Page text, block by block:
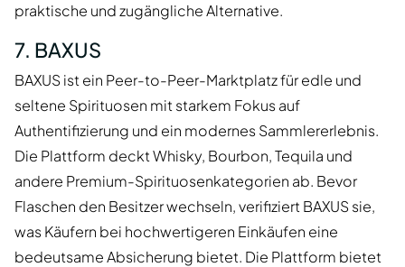
praktische und zugängliche Alternative.
7. BAXUS
BAXUS ist ein Peer-to-Peer-Marktplatz für edle und
seltene Spirituosen mit starkem Fokus auf
Authentifizierung und ein modernes Sammlererlebnis.
Die Plattform deckt Whisky, Bourbon, Tequila und
andere Premium-Spirituosenkategorien ab. Bevor
Flaschen den Besitzer wechseln, verifiziert BAXUS sie,
was Käufern bei hochwertigeren Einkäufen eine
bedeutsame Absicherung bietet. Die Plattform bietet